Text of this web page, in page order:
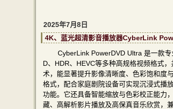
2025年7月8日
4K、蓝光超清影音播放器CyberLink
CyberLink PowerDVD Ultra 是一款
D、HDR、HEVC等多种高规格视频格式
术，能显著提升影像清晰度、色彩饱和度
格式，配合家庭剧院设备可实现沉浸式播
功能。它还具备智能缩放与色彩校正能力
藏、高解析影片播放及高保真音乐欣赏，